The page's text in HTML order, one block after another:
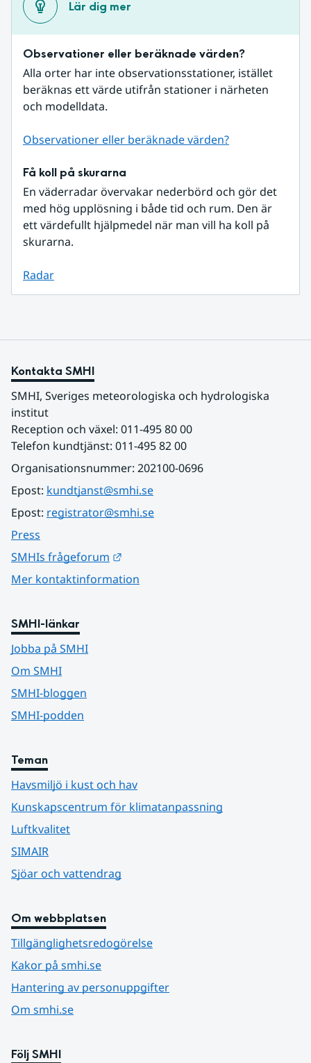
Lär dig mer
Observationer eller beräknade värden?
Alla orter har inte observationsstationer, istället
beräknas ett värde utifrån stationer i närheten
och modelldata.
Observationer eller beräknade värden?
Få koll på skurarna
En väderradar övervakar nederbörd och gör det
med hög upplösning i både tid och rum. Den är
ett värdefullt hjälpmedel när man vill ha koll på
skurarna.
Radar
Kontakta SMHI
SMHI, Sveriges meteorologiska och hydrologiska
institut
Reception och växel: 011-495 80 00
Telefon kundtjänst: 011-495 82 00
Organisationsnummer: 202100-0696
Epost: kundtjanst@smhi.se
Epost: registrator@smhi.se
Press
SMHIs frågeforum
Mer kontaktinformation
SMHI-länkar
Jobba på SMHI
Om SMHI
SMHI-bloggen
SMHI-podden
Teman
Havsmiljö i kust och hav
Kunskapscentrum för klimatanpassning
Luftkvalitet
SIMAIR
Sjöar och vattendrag
Om webbplatsen
Tillgänglighetsredogörelse
Kakor på smhi.se
Hantering av personuppgifter
Om smhi.se
Följ SMHI